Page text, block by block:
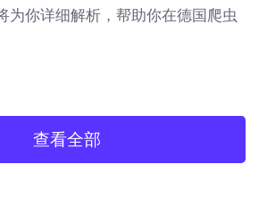
为你详细解析，帮助你在德国爬虫
查看全部